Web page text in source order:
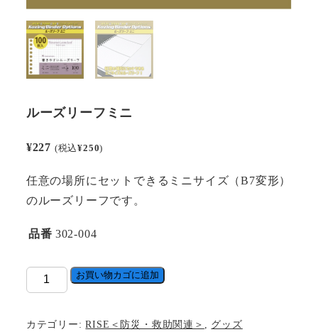
ルーズリーフミニ
¥227 (税込¥250)
任意の場所にセットできるミニサイズ（B7変形）
のルーズリーフです。
品番 302-004
ー
お買い物カゴに追加
カテゴリー:RISE＜防災・救助関連＞ グッズ